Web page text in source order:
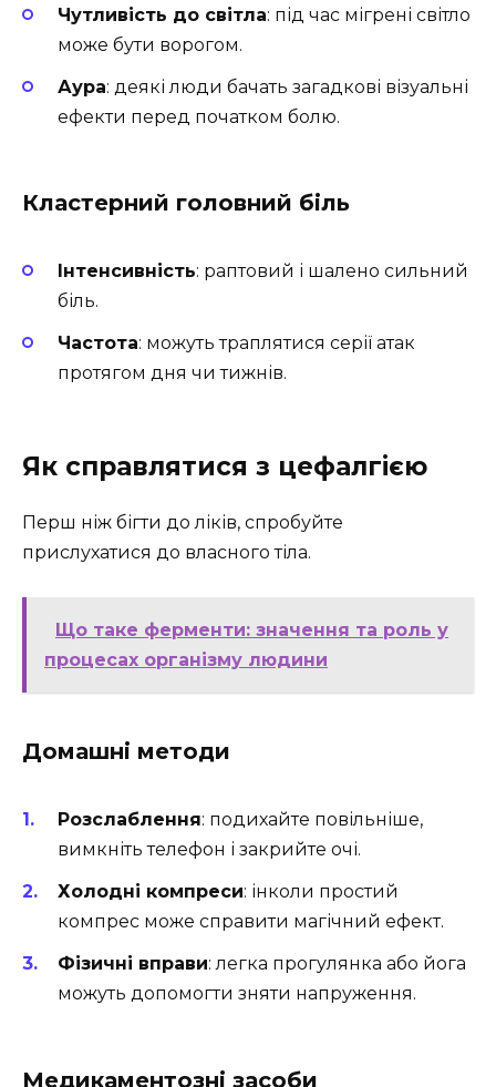
Чутливість до світла: під час мігрені світло
може бути ворогом.
Аура: деякі люди бачать загадкові візуальні
ефекти перед початком болю.
Кластерний головний біль
Інтенсивність: раптовий і шалено сильний
біль.
Частота: можуть траплятися серії атак
протягом дня чи тижнів.
Як справлятися з цефалгією
Перш ніж бігти до ліків, спробуйте
прислухатися до власного тіла.
Що таке ферменти: значення та роль у
процесах організму людини
Домашні методи
Розслаблення: подихайте повільніше,
вимкніть телефон і закрийте очі.
Холодні компреси: інколи простий
компрес може справити магічний ефект.
Фізичні вправи: легка прогулянка або йога
можуть допомогти зняти напруження.
Медикаментозні засоби